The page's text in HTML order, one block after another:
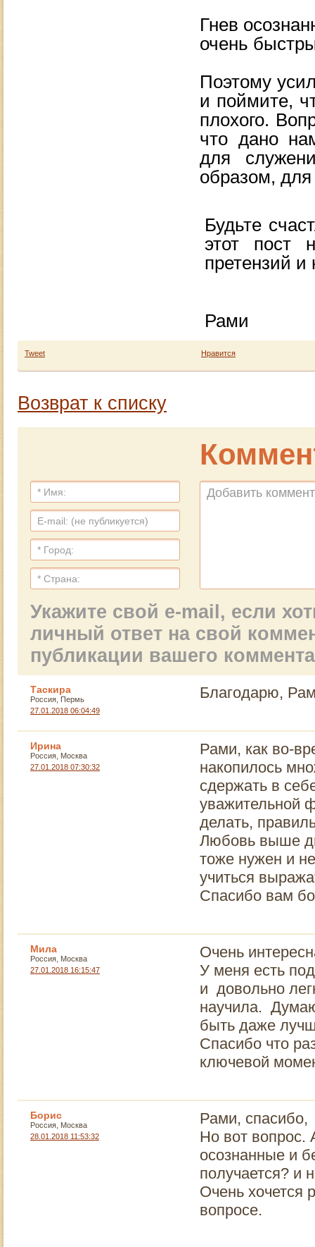
Гнев
очень
Поэтому
и поймите,
плохого.
что дано
для
образом, для
Будьте
этот пост
претензий и
Рами
Tweet Нравится
Возврат к списку
Укажите свой e-mail, если
личный ответ на свой
публикации вашего
Таскира
Россия, Пермь
27.01.2018 06:04:49
Благодарю,
Ирина
Россия, Москва
27.01.2018 07:30:32
Рами, как во-
накопилось
сдержать в
уважительной
делать,
Любовь выше
тоже нужен и
учиться
Спасибо вам
Мила
Россия, Москва
27.01.2018 16:15:47
Очень
У меня есть
и довольно
научила.
быть даже
Спасибо что
ключевой
Борис
Россия, Москва
28.01.2018 11:53:32
Рами, спасибо,
Но вот вопрос.
осознанные и
получается? и
Очень хочется
вопросе.